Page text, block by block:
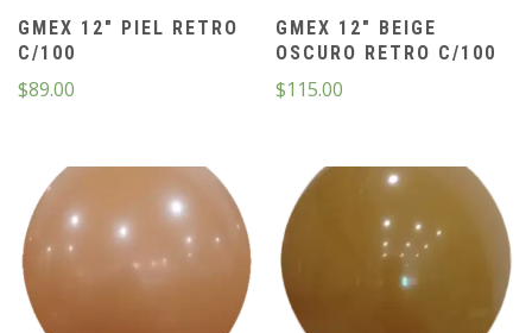
GMEX 12″ PIEL RETRO
C/100
$89.00
GMEX 12″ BEIGE
OSCURO RETRO C/100
$115.00